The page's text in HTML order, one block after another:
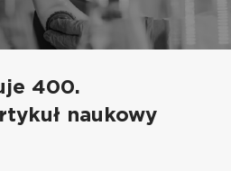
400.
naukowy